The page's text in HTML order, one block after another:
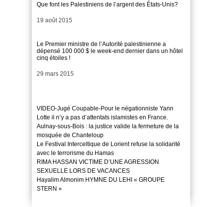
Que font les Palestiniens de l’argent des États-Unis?
Date
19 août 2015
Le Premier ministre de l’Autorité palestinienne a
dépensé 100 000 $ le week-end dernier dans un hôtel
cinq étoiles !
Date
29 mars 2015
VIDEO-Jugé Coupable-Pour le négationniste Yann
Lotte il n’y a pas d’attentats islamistes en France.
Aulnay-sous-Bois : la justice valide la fermeture de la
mosquée de Chanteloup
Le Festival Interceltique de Lorient refuse la solidarité
avec le terrorisme du Hamas
RIMA HASSAN VICTIME D’UNE AGRESSION
SEXUELLE LORS DE VACANCES
Hayalim Almonim HYMNE DU LEHI « GROUPE
STERN »